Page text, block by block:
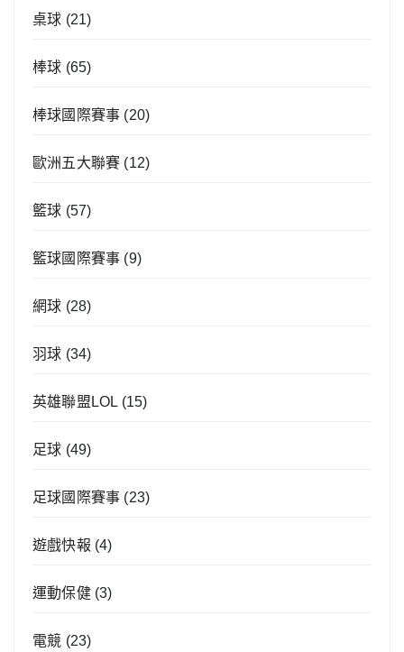
桌球 (21)
棒球 (65)
棒球國際賽事 (20)
歐洲五大聯賽 (12)
籃球 (57)
籃球國際賽事 (9)
網球 (28)
羽球 (34)
英雄聯盟LOL (15)
足球 (49)
足球國際賽事 (23)
遊戲快報 (4)
運動保健(3)
電競 (23)